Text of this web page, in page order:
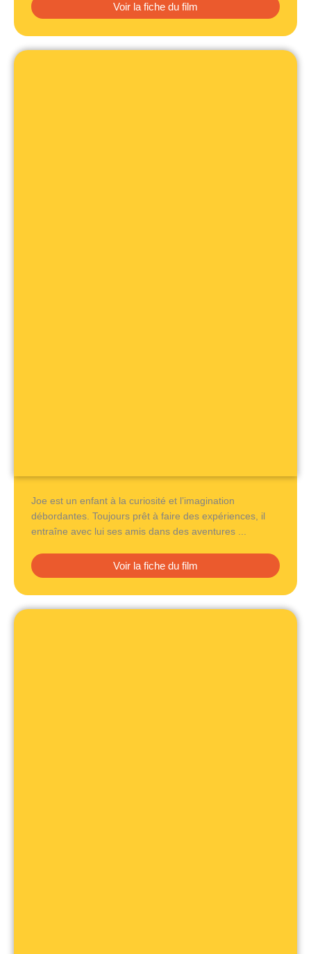
Voir la fiche du film
Joe est un enfant à la curiosité et l’imagination
débordantes. Toujours prêt à faire des expériences, il
entraîne avec lui ses amis dans des aventures ...
Voir la fiche du film